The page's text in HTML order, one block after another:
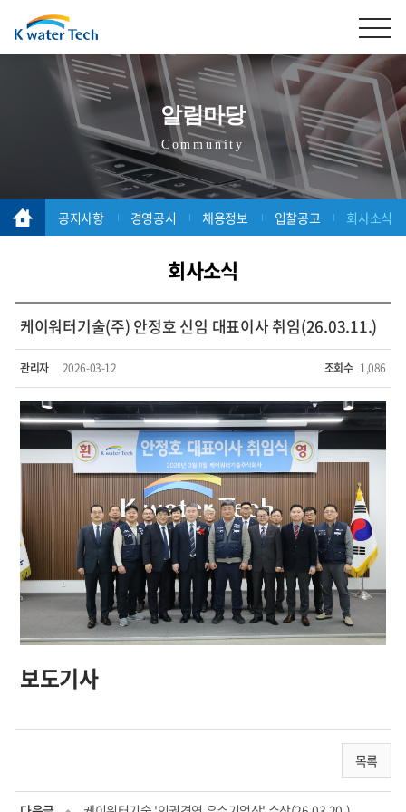
알림마당
Community
공지사항 경영공시 채용정보 입찰공고 회사소식
회사소식
케이워터기술(주) 안정호 신임 대표이사 취임(26.03.11.)
관리자 2026-03-12 조회수 1,086
보도기사
목록